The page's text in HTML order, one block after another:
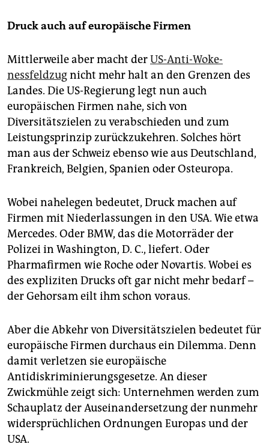
Druck auch auf europäische Firmen
Mittlerweile aber macht derUS-Anti-Woke­
nessfeldzugnicht mehr halt an den Grenzen des
Landes. Die US-Regierung legt nun auch
europäischen Firmen nahe, sich von
Diversitätszielen zu verabschieden und zum
Leistungsprinzip zurückzukehren. Solches hört
man aus der Schweiz ebenso wie aus Deutschland,
Frankreich, Belgien, Spanien oder Osteuropa.
Wobei nahelegen bedeutet, Druck machen auf
Firmen mit Niederlassungen in den USA. Wie etwa
Mercedes. Oder BMW, das die Motorräder der
Polizei in Washington, D. C., liefert. Oder
Pharmafirmen wie Roche oder Novartis. Wobei es
des expliziten Drucks oft gar nicht mehr bedarf –
der Gehorsam eilt ihm schon voraus.
Aber die Abkehr von Diversitätszielen bedeutet für
europäische Firmen durchaus ein Dilemma. Denn
damit verletzen sie europäische
Antidiskriminierungsgesetze. An dieser
Zwickmühle zeigt sich: Unternehmen werden zum
Schauplatz der Auseinandersetzung der nunmehr
widersprüchlichen Ordnungen Europas und der
USA.